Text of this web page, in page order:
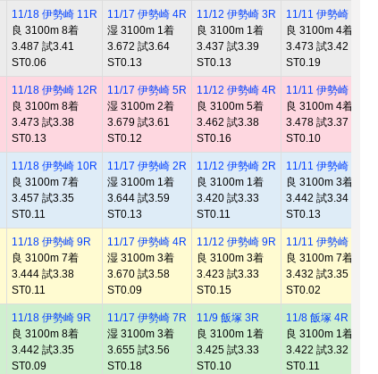
11/18 伊勢崎 11R
良 3100m 8着
3.487 試3.41
ST0.06
11/17 伊勢崎 4R
湿 3100m 1着
3.672 試3.64
ST0.13
11/12 伊勢崎 3R
良 3100m 1着
3.437 試3.39
ST0.13
11/11 伊勢崎 8R
良 3100m 4着
3.473 試3.42
ST0.19
11/18 伊勢崎 12R
良 3100m 8着
3.473 試3.38
ST0.13
11/17 伊勢崎 5R
湿 3100m 2着
3.679 試3.61
ST0.12
11/12 伊勢崎 4R
良 3100m 5着
3.462 試3.38
ST0.16
11/11 伊勢崎 6R
良 3100m 4着
3.478 試3.37
ST0.10
11/18 伊勢崎 10R
良 3100m 7着
3.457 試3.35
ST0.11
11/17 伊勢崎 2R
湿 3100m 1着
3.644 試3.59
ST0.13
11/12 伊勢崎 2R
良 3100m 1着
3.420 試3.33
ST0.11
11/11 伊勢崎 2R
良 3100m 3着
3.442 試3.34
ST0.13
11/18 伊勢崎 9R
良 3100m 7着
3.444 試3.38
ST0.11
11/17 伊勢崎 4R
湿 3100m 3着
3.670 試3.58
ST0.09
11/12 伊勢崎 9R
良 3100m 3着
3.423 試3.33
ST0.15
11/11 伊勢崎 10R
良 3100m 7着
3.432 試3.35
ST0.02
11/18 伊勢崎 9R
良 3100m 8着
3.442 試3.35
ST0.09
11/17 伊勢崎 7R
湿 3100m 3着
3.655 試3.56
ST0.18
11/9 飯塚 3R
良 3100m 1着
3.425 試3.33
ST0.10
11/8 飯塚 4R
良 3100m 1着
3.422 試3.32
ST0.11